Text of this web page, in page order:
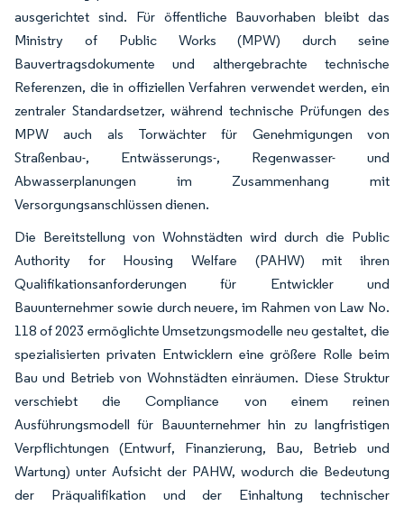
ausgerichtet sind. Für öffentliche Bauvorhaben bleibt das
Ministry of Public Works (MPW) durch seine
Bauvertragsdokumente und althergebrachte technische
Referenzen, die in offiziellen Verfahren verwendet werden, ein
zentraler Standardsetzer, während technische Prüfungen des
MPW auch als Torwächter für Genehmigungen von
Straßenbau-, Entwässerungs-, Regenwasser- und
Abwasserplanungen im Zusammenhang mit
Versorgungsanschlüssen dienen.
Die Bereitstellung von Wohnstädten wird durch die Public
Authority for Housing Welfare (PAHW) mit ihren
Qualifikationsanforderungen für Entwickler und
Bauunternehmer sowie durch neuere, im Rahmen von Law No.
118 of 2023 ermöglichte Umsetzungsmodelle neu gestaltet, die
spezialisierten privaten Entwicklern eine größere Rolle beim
Bau und Betrieb von Wohnstädten einräumen. Diese Struktur
verschiebt die Compliance von einem reinen
Ausführungsmodell für Bauunternehmer hin zu langfristigen
Verpflichtungen (Entwurf, Finanzierung, Bau, Betrieb und
Wartung) unter Aufsicht der PAHW, wodurch die Bedeutung
der Präqualifikation und der Einhaltung technischer